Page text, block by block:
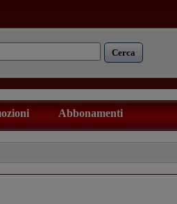
Cerca
Abbonamenti